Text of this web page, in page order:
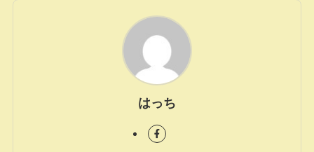
はっち